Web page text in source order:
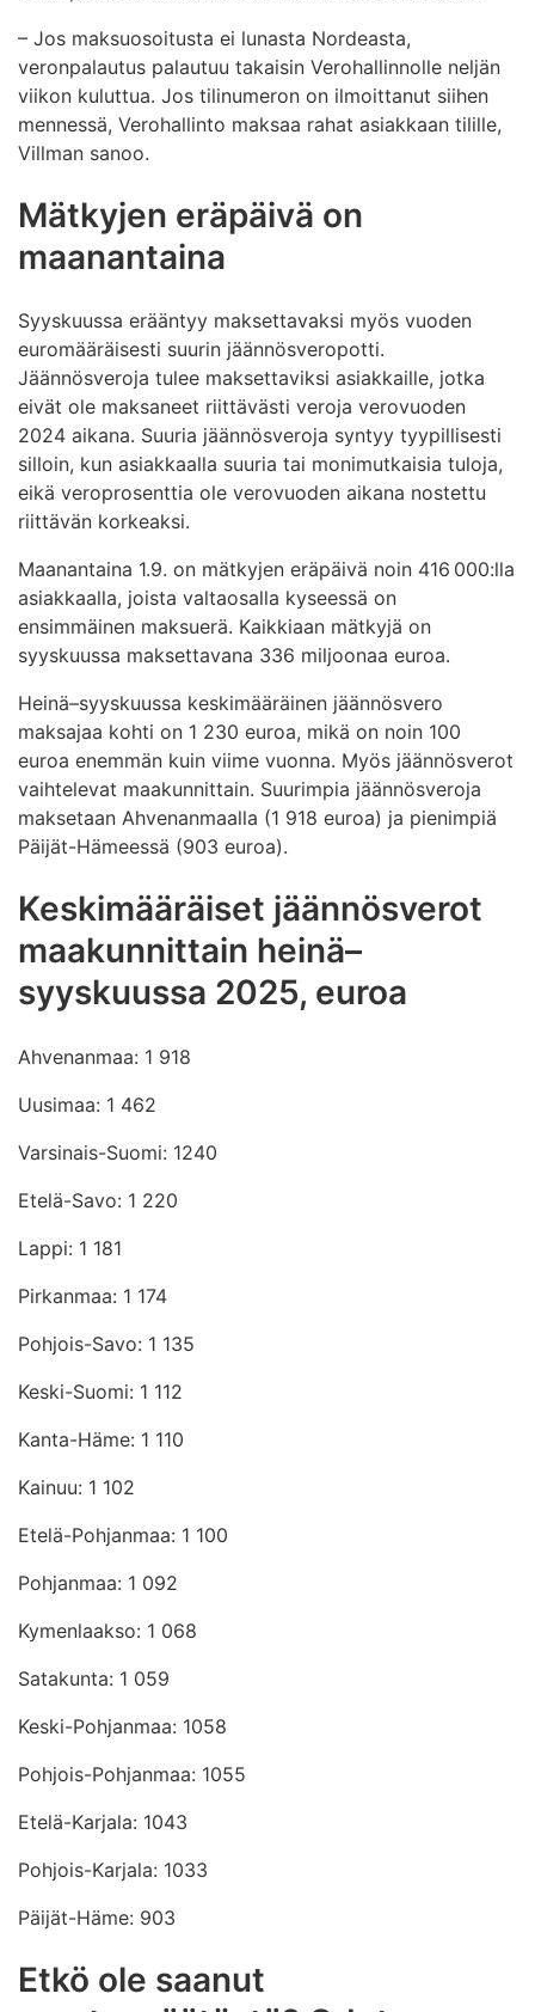
– Jos maksuosoitusta ei lunasta Nordeasta,
veronpalautus palautuu takaisin Verohallinnolle neljän
viikon kuluttua. Jos tilinumeron on ilmoittanut siihen
mennessä, Verohallinto maksaa rahat asiakkaan tilille,
Villman sanoo.
Mätkyjen eräpäivä on
maanantaina
Syyskuussa erääntyy maksettavaksi myös vuoden
euromääräisesti suurin jäännösveropotti.
Jäännösveroja tulee maksettaviksi asiakkaille, jotka
eivät ole maksaneet riittävästi veroja verovuoden
2024 aikana. Suuria jäännösveroja syntyy tyypillisesti
silloin, kun asiakkaalla suuria tai monimutkaisia tuloja,
eikä veroprosenttia ole verovuoden aikana nostettu
riittävän korkeaksi.
Maanantaina 1.9. on mätkyjen eräpäivä noin 416 000:lla
asiakkaalla, joista valtaosalla kyseessä on
ensimmäinen maksuerä. Kaikkiaan mätkyjä on
syyskuussa maksettavana 336 miljoonaa euroa.
Heinä–syyskuussa keskimääräinen jäännösvero
maksajaa kohti on 1 230 euroa, mikä on noin 100
euroa enemmän kuin viime vuonna. Myös jäännösverot
vaihtelevat maakunnittain. Suurimpia jäännösveroja
maksetaan Ahvenanmaalla (1 918 euroa) ja pienimpiä
Päijät-Hämeessä (903 euroa).
Keskimääräiset jäännösverot
maakunnittain heinä–
syyskuussa 2025, euroa
Ahvenanmaa: 1 918
Uusimaa: 1 462
Varsinais-Suomi: 1240
Etelä-Savo: 1 220
Lappi: 1 181
Pirkanmaa: 1 174
Pohjois-Savo: 1 135
Keski-Suomi: 1 112
Kanta-Häme: 1 110
Kainuu: 1 102
Etelä-Pohjanmaa: 1 100
Pohjanmaa: 1 092
Kymenlaakso: 1 068
Satakunta: 1 059
Keski-Pohjanmaa: 1058
Pohjois-Pohjanmaa: 1055
Etelä-Karjala: 1043
Pohjois-Karjala: 1033
Päijät-Häme: 903
Etkö ole saanut